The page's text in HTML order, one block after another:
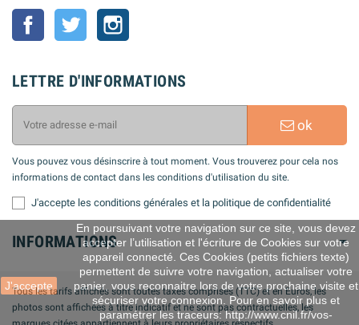
Facebook Twitter
LETTRE D'INFORMATIONS
ok
Vous pouvez vous désinscrire à tout moment. Vous trouverez pour cela nos
informations de contact dans les conditions d'utilisation du site.
J'accepte les conditions générales et la politique de confidentialité
INFORMATIONS
J'accepte
En poursuivant votre navigation sur ce site, vous devez
accepter l’utilisation et l'écriture de Cookies sur votre
appareil connecté. Ces Cookies (petits fichiers texte)
permettent de suivre votre navigation, actualiser votre
panier, vous reconnaitre lors de votre prochaine visite et
sécuriser votre connexion. Pour en savoir plus et
paramétrer les traceurs: http://www.cnil.fr/vos-
Tous les tarifs affichés sont toutes taxes comprises (TTC) et en Euros, les
photos sont affichées à titre indicatif et ne sont pas contractuelles, les